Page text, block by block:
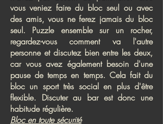
vous veniez faire du bloc seul ou avec
des amis, vous ne ferez jamais du bloc
seul. Puzzle ensemble sur un rocher,
regardez-vous comment va l'autre
personne et discutez bien entre les deux,
car vous avez également besoin d'une
pause de temps en temps. Cela fait du
bloc un sport très social en plus d'être
flexible. Discuter au bar est donc une
habitude régulière.
Bloc en toute sécurité